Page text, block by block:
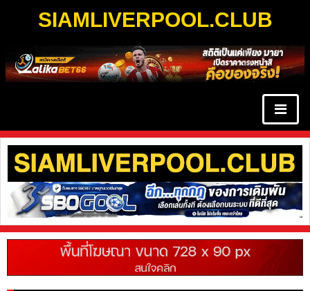
SIAMLIVERPOOL.CLUB